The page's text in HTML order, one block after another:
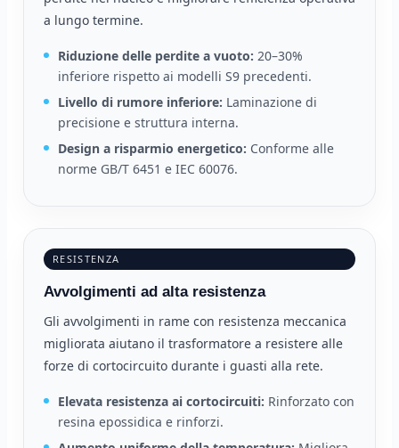
a lungo termine.
Riduzione delle perdite a vuoto: 20–30%
inferiore rispetto ai modelli S9 precedenti.
Livello di rumore inferiore: Laminazione di
precisione e struttura interna.
Design a risparmio energetico: Conforme alle
norme GB/T 6451 e IEC 60076.
RESISTENZA
Avvolgimenti ad alta resistenza
Gli avvolgimenti in rame con resistenza meccanica
migliorata aiutano il trasformatore a resistere alle
forze di cortocircuito durante i guasti alla rete.
Elevata resistenza ai cortocircuiti: Rinforzato con
resina epossidica e rinforzi.